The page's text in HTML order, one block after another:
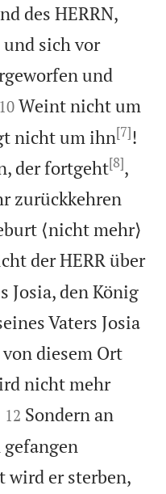
des HERRN,
und sich vor
und


10 Weint nicht um
nicht um ihn[7]!
der fortgeht[8],
zurückkehren
⟨nicht mehr⟩
der HERR über
Josia, den König
Vaters Josia
diesem Ort
nicht mehr


12 Sondern an
wird er sterben,